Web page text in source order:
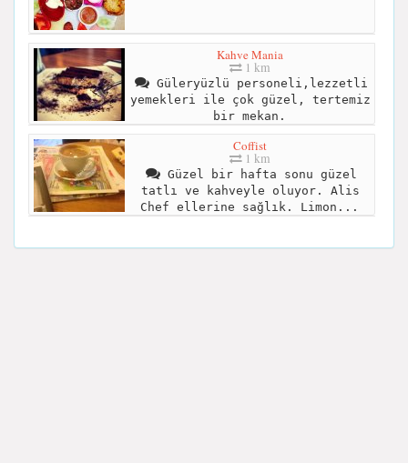
Kahve Mania
1 km
Güleryüzlü personeli,lezzetli
yemekleri ile çok güzel, tertemiz
bir mekan.
Coffist
1 km
Güzel bir hafta sonu güzel
tatlı ve kahveyle oluyor. Alis
Chef ellerine sağlık. Limon...